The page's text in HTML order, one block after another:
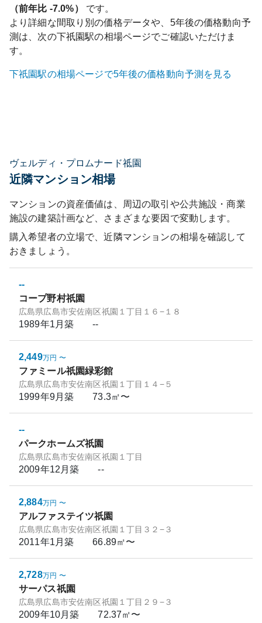
（前年比 -7.0%）
です。
より詳細な間取り別の価格データや、5年後の価格動向予
測は、次の下祇園駅の相場ページでご確認いただけま
す。
下祇園駅の相場ページで5年後の価格動向予測を見る
ヴェルディ・プロムナード祗園
近隣マンション相場
マンションの資産価値は、周辺の取引や公共施設・商業
施設の建築計画など、さまざまな要因で変動します。
購入希望者の立場で、近隣マンションの相場を確認して
おきましょう。
--
コープ野村祇園
広島県広島市安佐南区祇園１丁目１６−１８
1989年1月築 --
2,449万円 〜
ファミール祇園緑彩館
広島県広島市安佐南区祇園１丁目１４−５
1999年9月築 73.3㎡〜
--
パークホームズ祇園
広島県広島市安佐南区祇園１丁目
2009年12月築 --
2,884万円 〜
アルファステイツ祇園
広島県広島市安佐南区祇園１丁目３２−３
2011年1月築 66.89㎡〜
2,728万円 〜
サーパス祇園
広島県広島市安佐南区祇園１丁目２９−３
2009年10月築 72.37㎡〜